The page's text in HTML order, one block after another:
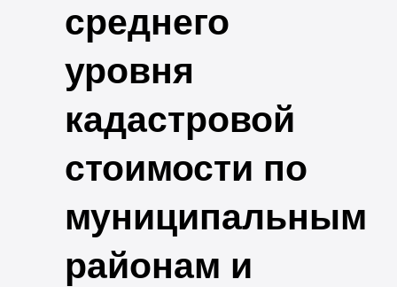
среднего
уровня
кадастровой
стоимости по
муниципальным
районам и